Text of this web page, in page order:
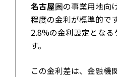
名古屋圏の事業用地向
程度の金利が標準的です
2.8%の金利設定となる
す。
この金利差は、金融機